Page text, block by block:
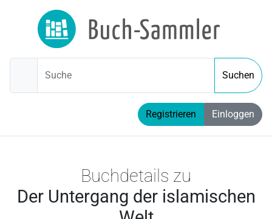
Suche Suchen
Registrieren Einloggen
Buchdetails zu
Der Untergang der islamischen